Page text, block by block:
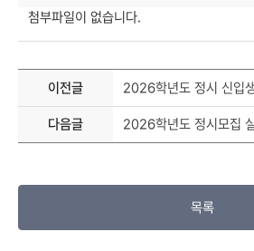
첨부파일이 없습니다.
이전글 2026학년도 정시 신입
다음글
목록